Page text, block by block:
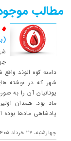
مطالب
دامنه کوه الوند
شهر که در نوشته
یونانیان آن را به
ماد بود. همدان
پادشاهی مادها
چهارشنبه، ۲۷ خرداد ۱۴۰۵ - ۱۰:۲۱